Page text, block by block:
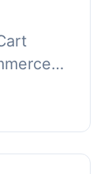
時即時
動發送